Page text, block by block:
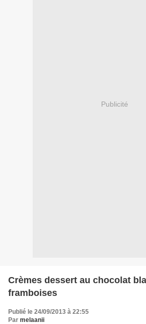
Publicité
Crèmes dessert au chocolat
framboises
Publié le 24/09/2013 à 22:55
Par melaanii